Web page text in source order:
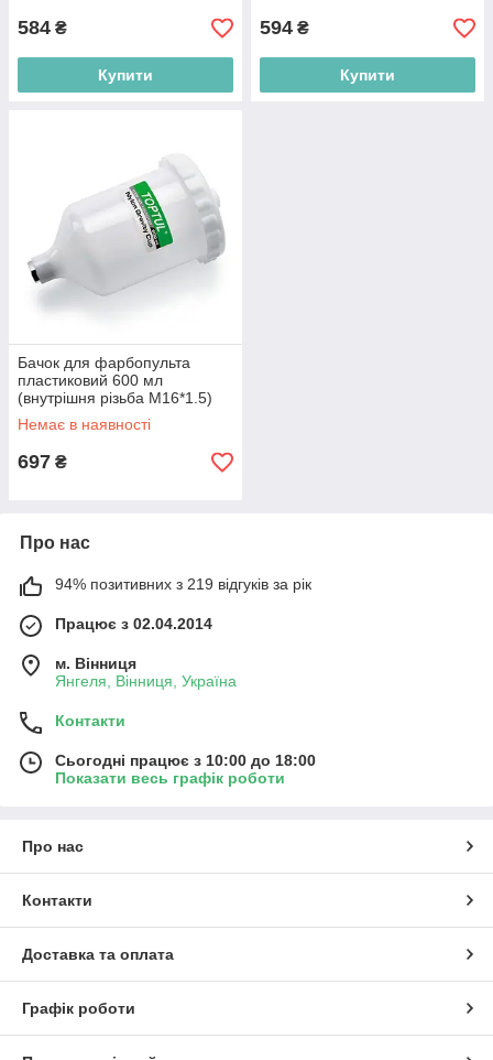
584 ₴
Купити
594 ₴
Купити
Бачок для фарбопульта
пластиковий 600 мл
(внутрішня різьба M16*1.5)
TOPTUL KALN0160
Немає в наявності
697 ₴
Про нас
94% позитивних з 219 відгуків за рік
Працює з 02.04.2014
м. Вінниця
Янгеля, Вінниця, Україна
Контакти
Сьогодні працює з 10:00 до 18:00
Показати весь графік роботи
Про нас
Контакти
Доставка та оплата
Графік роботи